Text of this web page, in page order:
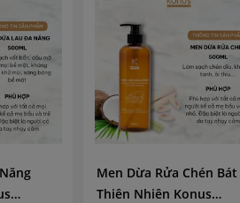
Men Dừa Rửa Chén Bát
Thiên Nhiên Konus